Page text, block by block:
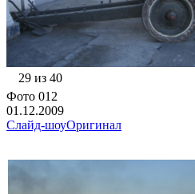
29 из 40
Фото 012
01.12.2009
Слайд-шоуОригинал